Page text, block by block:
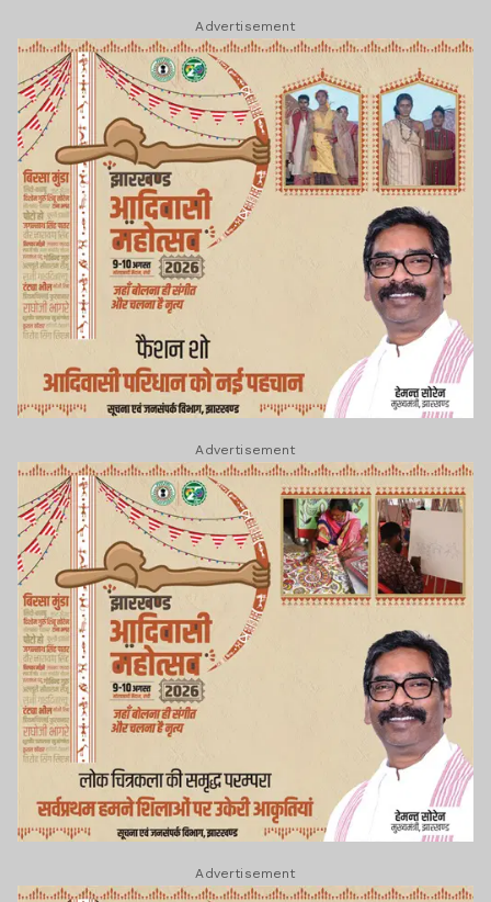
Advertisement
Advertisement
Advertisement